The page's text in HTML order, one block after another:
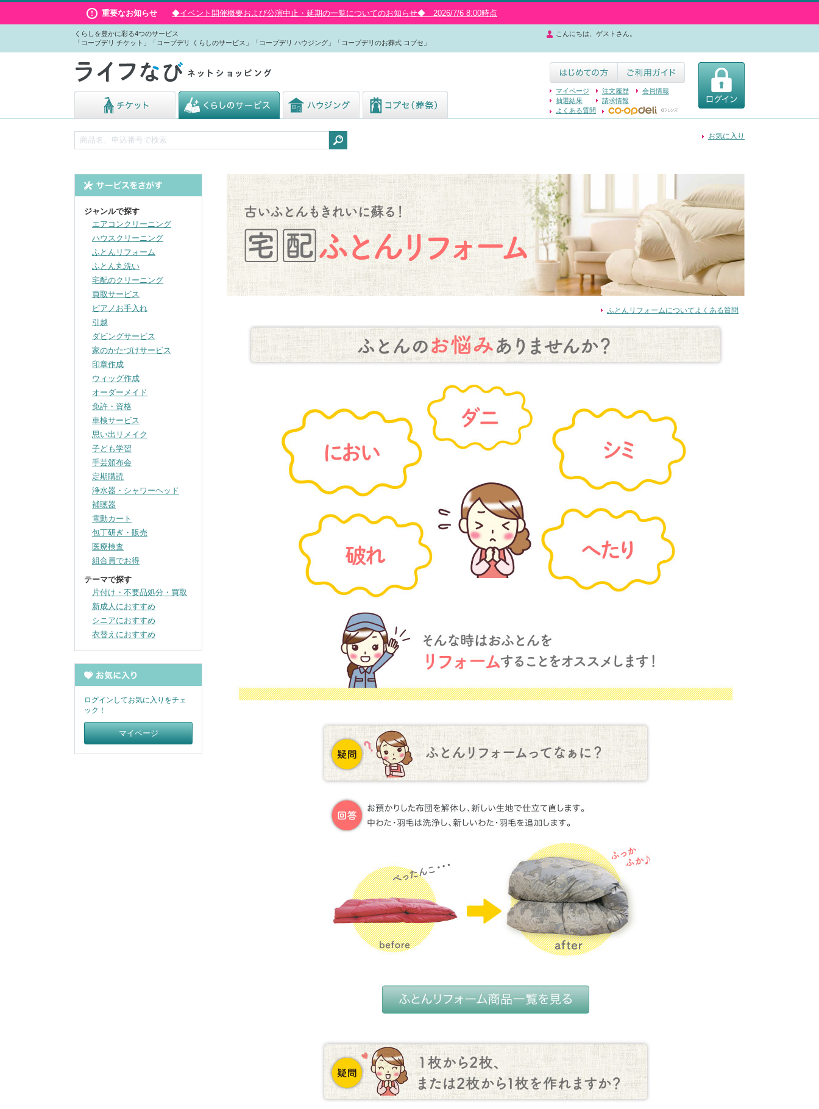
重要なお知らせ ◆イベント開催概要および公演中止・延期の一覧についてのお知らせ◆ 2026/7/6 8:00時点
くらしを豊かに彩る4つのサービス
「コープデリ チケット」「コープデリ くらしのサービス」「コープデリ ハウジング」「コープデリのお葬式 コプセ」
こんにちは、ゲストさん。
マイページ 注文履歴
会員情報
抽選結果
請求情報
よくある質問
お気に入り
ふとんリフォームについてよくある質問
ジャンルで探す
エアコンクリーニング
ハウスクリーニング
ふとんリフォーム
ふとん丸洗い
宅配のクリーニング
買取サービス
ピアノお手入れ
引越
ダビングサービス
家のかたづけサービス
印章作成
ウィッグ作成
オーダーメイド
免許・資格
車検サービス
思い出リメイク
子ども学習
手芸頒布会
定期購読
浄水器・シャワーヘッド
補聴器
電動カート
包丁研ぎ・販売
医療検査
組合員でお得
テーマで探す
片付け・不要品処分・買取
新成人におすすめ
シニアにおすすめ
衣替えにおすすめ
ログインしてお気に入りをチェ
ック！
マイページ